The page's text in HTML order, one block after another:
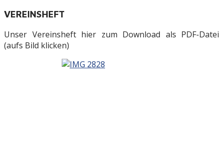
VEREINSHEFT
Unser Vereinsheft hier zum Download als PDF-Datei
(aufs Bild klicken)